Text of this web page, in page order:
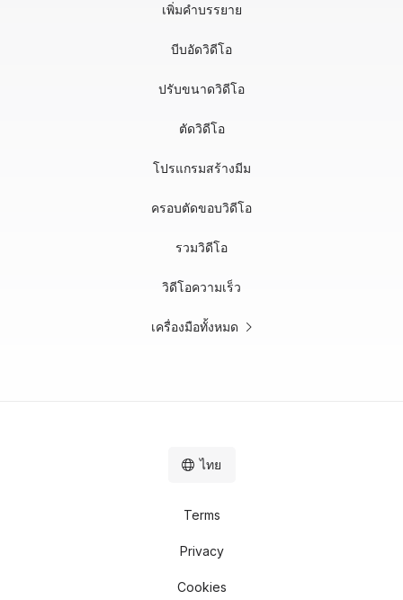
เพิ่มคำบรรยาย
บีบอัดวิดีโอ
ปรับขนาดวิดีโอ
ตัดวิดีโอ
โปรแกรมสร้างมีม
ครอบตัดขอบวิดีโอ
รวมวิดีโอ
วิดีโอความเร็ว
เครื่องมือทั้งหมด
Terms
Privacy
Cookies
ไทย